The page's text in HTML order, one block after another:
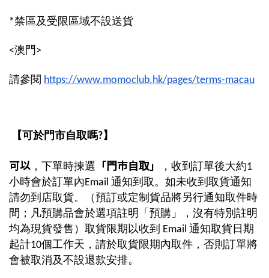
*禁區及受限區域不設送貨
<澳門>
請參閱 https://www.momoclub.hk/pages/terms-macau
【可於門市自取嗎?】
可以 ，下單時揀選 「門巿自取」 ，收到訂單後大約1
小時會於訂單內Email 通知到取。如未收到取貨通知
請勿到店取貨。
（預訂或定制貨品將另行通知取件時
間；凡預購品會於選項註明「預購」，沒有特別註明
均為現貨發售） 取貨限期以收到 Email 通知取貨日期
起計10個工作天，請於取貨限期內取件，否則訂單將
會被取消及不設退款安排。